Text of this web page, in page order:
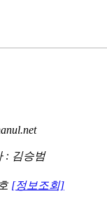
: 김승범
[정보조회]